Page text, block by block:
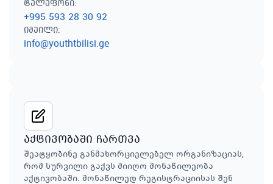
ტელეფონი:
+995 593 28 30 92
იმეილი:
info@youthtbilisi.ge
აქტივობაში ჩართვა
შეატყობინე განმახორციელებელ ორგანიზაციას,
რომ სურვილი გაქვს მიიღო მონაწილეობა
აქტივობაში. მონაწილედ რეგისტრაციისას შენ